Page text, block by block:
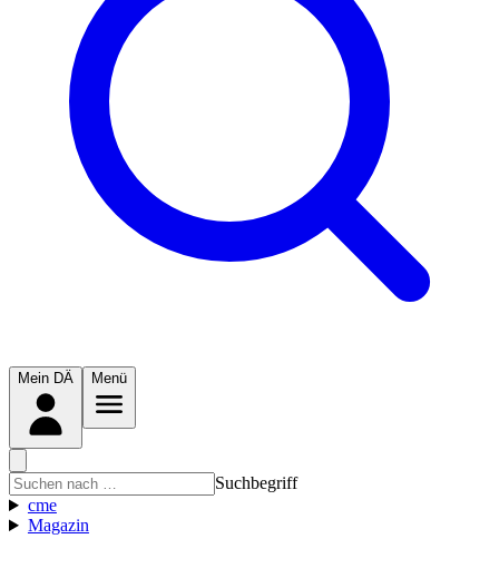
Mein DÄ Menü
Suchbegriff
cme
Magazin